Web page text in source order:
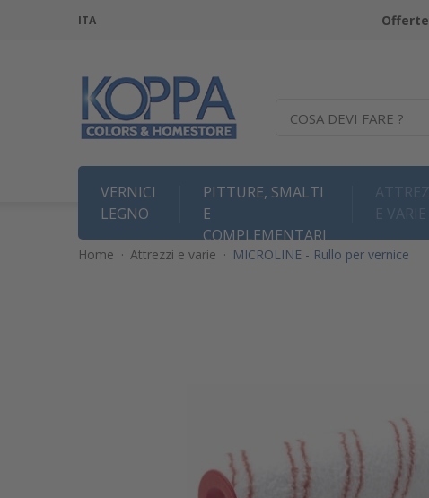
ITA Offerte
COSA DEVI FARE ?
VERNICI
LEGNO
PITTURE, SMALTI
E
COMPLEMENTARI
Home · Attrezzi e varie · MICROLINE - Rullo per vernice